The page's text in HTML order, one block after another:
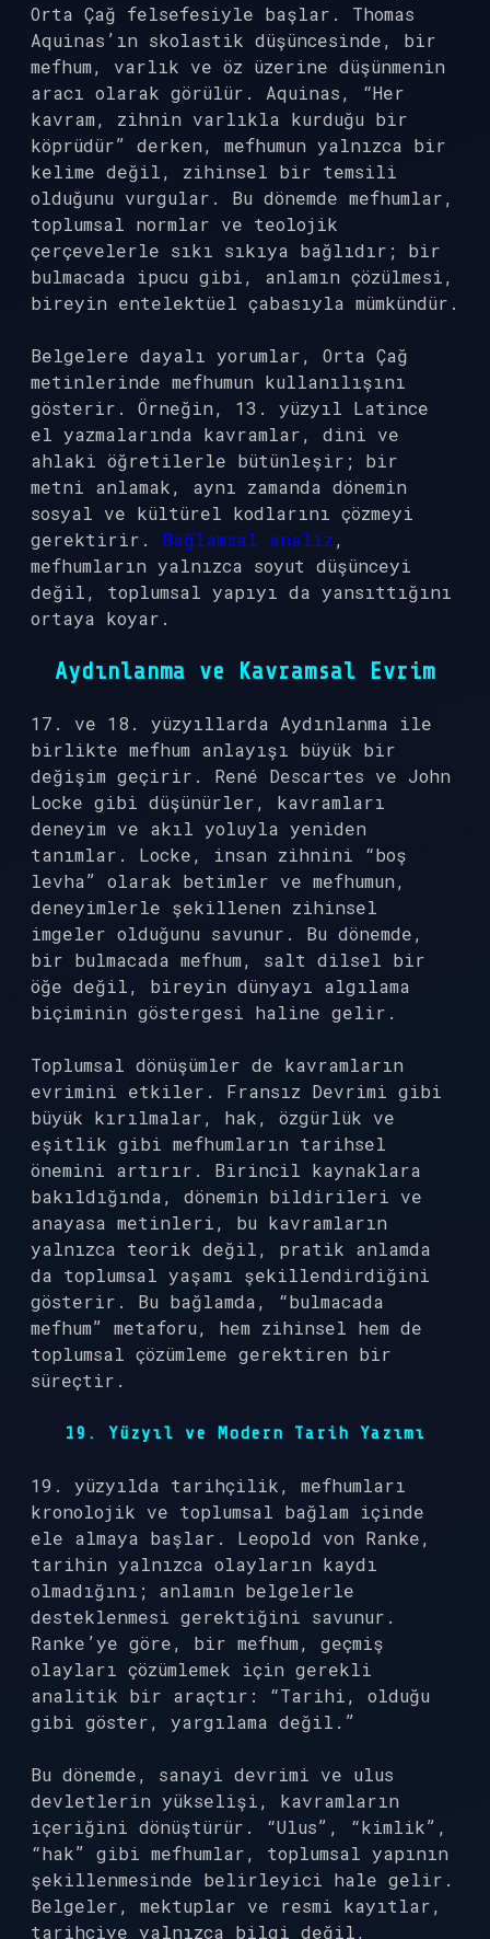
Orta Çağ felsefesiyle başlar. Thomas
Aquinas’ın skolastik düşüncesinde, bir
mefhum, varlık ve öz üzerine düşünmenin
aracı olarak görülür. Aquinas, “Her
kavram, zihnin varlıkla kurduğu bir
köprüdür” derken, mefhumun yalnızca bir
kelime değil, zihinsel bir temsili
olduğunu vurgular. Bu dönemde mefhumlar,
toplumsal normlar ve teolojik
çerçevelerle sıkı sıkıya bağlıdır; bir
bulmacada ipucu gibi, anlamın çözülmesi,
bireyin entelektüel çabasıyla mümkündür.
Belgelere dayalı yorumlar, Orta Çağ
metinlerinde mefhumun kullanılışını
gösterir. Örneğin, 13. yüzyıl Latince
el yazmalarında kavramlar, dini ve
ahlaki öğretilerle bütünleşir; bir
metni anlamak, aynı zamanda dönemin
sosyal ve kültürel kodlarını çözmeyi
gerektirir. Bağlamsal analiz,
mefhumların yalnızca soyut düşünceyi
değil, toplumsal yapıyı da yansıttığını
ortaya koyar.
Aydınlanma ve Kavramsal Evrim
17. ve 18. yüzyıllarda Aydınlanma ile
birlikte mefhum anlayışı büyük bir
değişim geçirir. René Descartes ve John
Locke gibi düşünürler, kavramları
deneyim ve akıl yoluyla yeniden
tanımlar. Locke, insan zihnini “boş
levha” olarak betimler ve mefhumun,
deneyimlerle şekillenen zihinsel
imgeler olduğunu savunur. Bu dönemde,
bir bulmacada mefhum, salt dilsel bir
öğe değil, bireyin dünyayı algılama
biçiminin göstergesi haline gelir.
Toplumsal dönüşümler de kavramların
evrimini etkiler. Fransız Devrimi gibi
büyük kırılmalar, hak, özgürlük ve
eşitlik gibi mefhumların tarihsel
önemini artırır. Birincil kaynaklara
bakıldığında, dönemin bildirileri ve
anayasa metinleri, bu kavramların
yalnızca teorik değil, pratik anlamda
da toplumsal yaşamı şekillendirdiğini
gösterir. Bu bağlamda, “bulmacada
mefhum” metaforu, hem zihinsel hem de
toplumsal çözümleme gerektiren bir
süreçtir.
19. Yüzyıl ve Modern Tarih Yazımı
19. yüzyılda tarihçilik, mefhumları
kronolojik ve toplumsal bağlam içinde
ele almaya başlar. Leopold von Ranke,
tarihin yalnızca olayların kaydı
olmadığını; anlamın belgelerle
desteklenmesi gerektiğini savunur.
Ranke’ye göre, bir mefhum, geçmiş
olayları çözümlemek için gerekli
analitik bir araçtır: “Tarihi, olduğu
gibi göster, yargılama değil.”
Bu dönemde, sanayi devrimi ve ulus
devletlerin yükselişi, kavramların
içeriğini dönüştürür. “Ulus”, “kimlik”,
“hak” gibi mefhumlar, toplumsal yapının
şekillenmesinde belirleyici hale gelir.
Belgeler, mektuplar ve resmi kayıtlar,
tarihçiye yalnızca bilgi değil,